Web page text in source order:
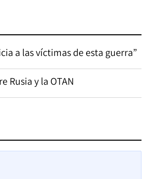
a las víctimas de esta guerra”
Rusia y la OTAN